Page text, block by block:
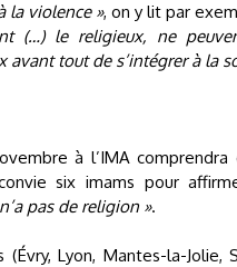
la violence », on y lit par
(…) le religieux, ne
avant tout de s’intégrer à
à l’IMA comprendra
six imams pour
pas de religion ».
Lyon, Mantes-la-Jolie,